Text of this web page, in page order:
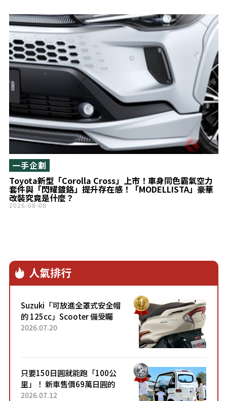
Toyota新型「Corolla Cross」上市！車身同色霸氣空力
套件與「閃耀鍍鉻」提升存在感！「MODELLISTA」豪華
改裝究竟是什麼？
一手企劃
2026-08-08
人氣排行
Suzuki「可放進全罩式安全帽
的 125cc」Scooter 備受矚
目！採用全新流線設計與各項
2026.07.20
只要150日圓就能跑「100公
里」！ 新車售價69萬日圓的
「3人座」Trike大受歡迎！ 順
2026.07.12